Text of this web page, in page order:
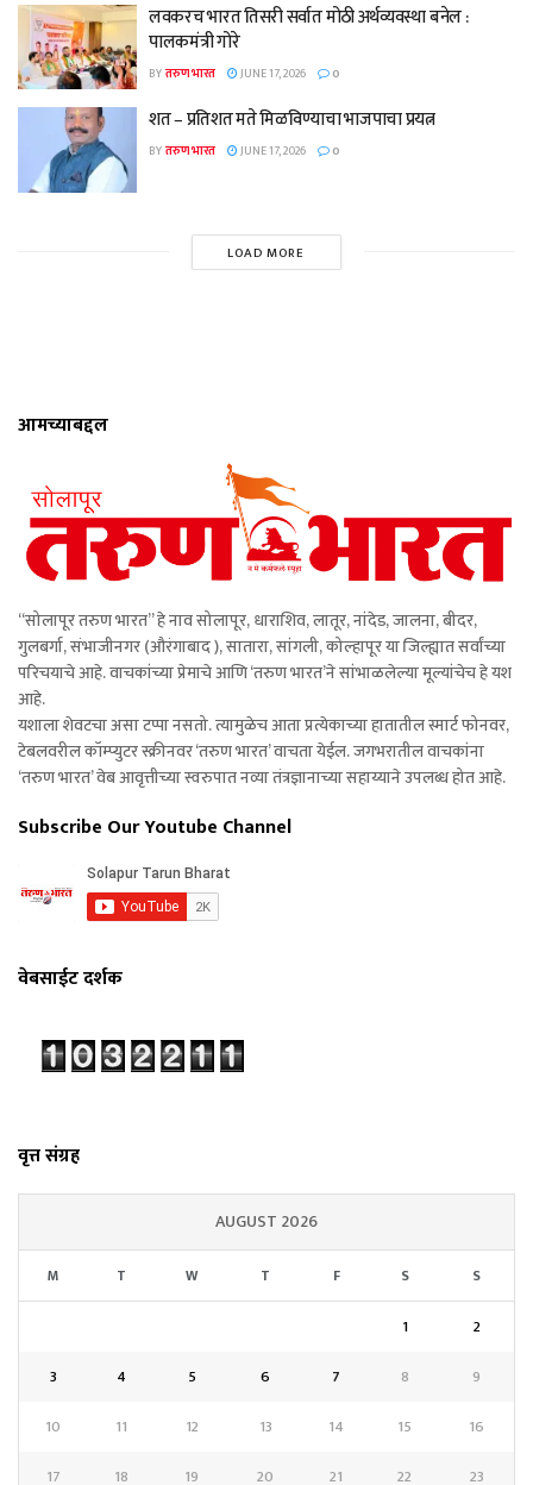
लवकरच भारत तिसरी सर्वात मोठी अर्थव्यवस्था बनेल :
पालकमंत्री गोरे
BYतरुण भारत JUNE 17, 2026 0
शत – प्रतिशत मते मिळविण्याचा भाजपाचा प्रयत्न
BYतरुण भारत JUNE 17, 2026 0
LOAD MORE
आमच्याबद्दल
“सोलापूर तरुण भारत” हे नाव सोलापूर, धाराशिव, लातूर, नांदेड, जालना, बीदर,
गुलबर्गा, संभाजीनगर (औरंगाबाद ), सातारा, सांगली, कोल्हापूर या जिल्ह्यात सर्वांच्या
परिचयाचे आहे. वाचकांच्या प्रेमाचे आणि ‘तरुण भारत’ने सांभाळलेल्या मूल्यांचेच हे यश
आहे.
यशाला शेवटचा असा टप्पा नसतो. त्यामुळेच आता प्रत्येकाच्या हातातील स्मार्ट फोनवर,
टेबलवरील कॉम्प्युटर स्क्रीनवर ‘तरुण भारत’ वाचता येईल. जगभरातील वाचकांना
‘तरुण भारत’ वेब आवृत्तीच्या स्वरुपात नव्या तंत्रज्ञानाच्या सहाय्याने उपलब्ध होत आहे.
Subscribe Our Youtube Channel
वेबसाईट दर्शक
वृत्त संग्रह
AUGUST 2026
M T W T F S S
1
2
3
4 5 6 7 8
9
10
11 12 13 14 15
16
17
18 19 20 21 22 23